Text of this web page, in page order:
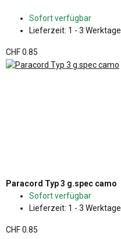
Sofort verfügbar
Lieferzeit: 1 - 3 Werktage
CHF 0.85
Paracord Typ 3 g.spec camo
Sofort verfügbar
Lieferzeit: 1 - 3 Werktage
CHF 0.85